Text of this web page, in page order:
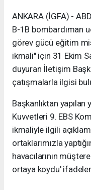
ANKARA (İGFA) -
B-1B bombardıman
görev gücü eğitim
ikmali" için 31 Ekim
duyuran İletişim
çatışmalarla ilgisi
Başkanlıktan yapılan
Kuvvetleri 9. EBS
ikmaliyle ilgili
ortaklarımızla
havacılarının
ortaya koydu'